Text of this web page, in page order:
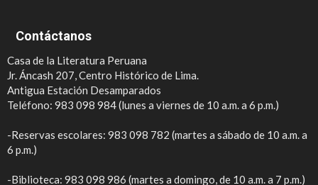
Contáctanos
Casa de la Literatura Peruana
Jr. Áncash 207, Centro Histórico de Lima.
Antigua Estación Desamparados
Teléfono: 983 098 984 (lunes a viernes de 10 a.m. a 6 p.m.)
-Reservas escolares: 983 098 782 (martes a sábado de 10 a.m. a
6 p.m.)
-Biblioteca: 983 098 986 (martes a domingo, de 10 a.m. a 7 p.m.)